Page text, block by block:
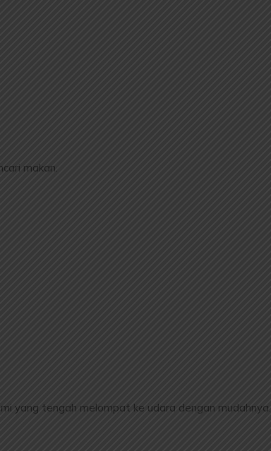
makan.
yang tengah melompat ke udara dengan mudahnya.